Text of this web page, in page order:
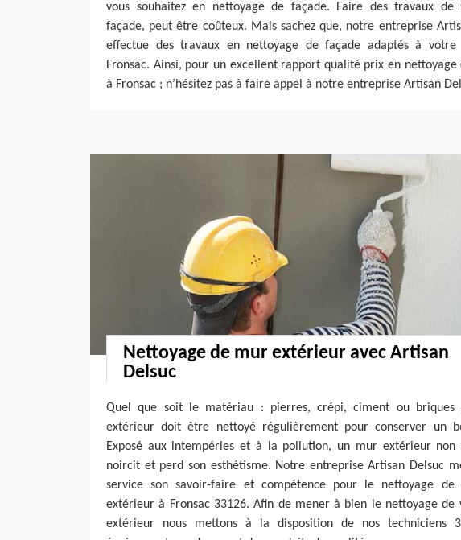
vous souhaitez en nettoyage de façade. Faire des travaux de
façade, peut être coûteux. Mais sachez que, notre entreprise
effectue des travaux en nettoyage de façade adaptés à votre
Fronsac. Ainsi, pour un excellent rapport qualité prix en nettoyage
à Fronsac ; n’hésitez pas à faire appel à notre entreprise Artisan
Nettoyage de mur extérieur avec Artisan
Delsuc
Quel que soit le matériau : pierres, crépi, ciment ou
extérieur doit être nettoyé régulièrement pour conserver un
Exposé aux intempéries et à la pollution, un mur extérieur non
noircit et perd son esthétisme. Notre entreprise Artisan Delsuc
service son savoir-faire et compétence pour le nettoyage de
extérieur à Fronsac 33126. Afin de mener à bien le nettoyage de
extérieur nous mettons à la disposition de nos techniciens